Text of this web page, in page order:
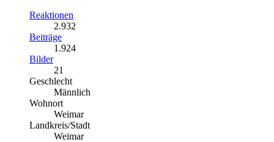
Reaktionen
2.932
Beiträge
1.924
Bilder
21
Geschlecht
Männlich
Wohnort
Weimar
Landkreis/Stadt
Weimar